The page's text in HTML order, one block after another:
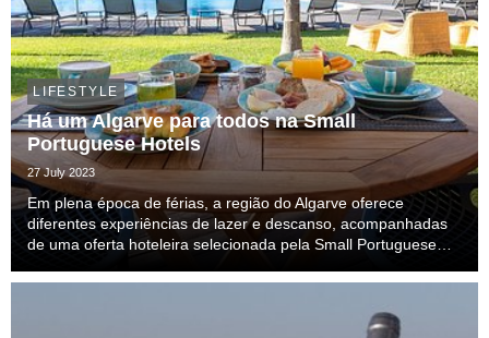
LIFESTYLE
Há um Algarve para todos na Small
Portuguese Hotels
27 July 2023
Em plena época de férias, a região do Algarve oferece
diferentes experiências de lazer e descanso, acompanhadas
de uma oferta hoteleira selecionada pela Small Portuguese
vista, pequenas praias em falésias recor...